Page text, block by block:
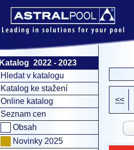
Katalog 2022 - 2023
Hledat v katalogu
Katalog ke stažení
Online katalog
Seznam cen
Obsah
Novinky 2025
<<